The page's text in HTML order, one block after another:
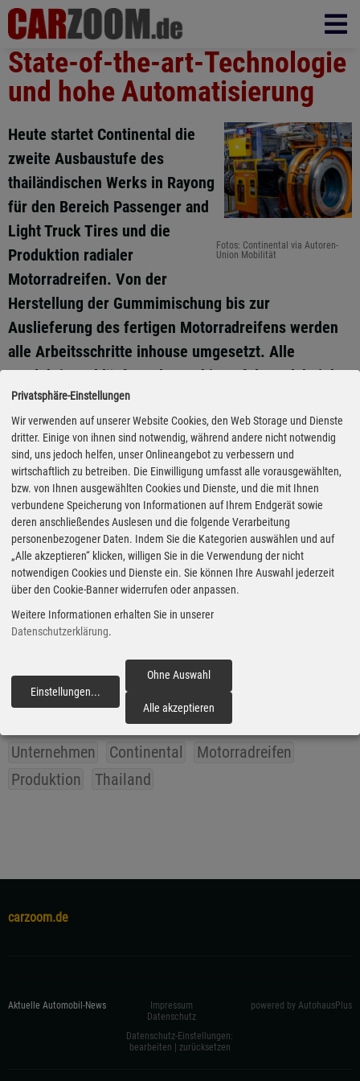
State-of-the-art-Technologie
und hohe Automatisierung
Fotos: Continental via Autoren-
Union Mobilität
Heute startet Continental die
zweite Ausbaustufe des
thailändischen Werks in Rayong
für den Bereich Passenger and
Light Truck Tires und die
Produktion radialer
Motorradreifen. Von der
Herstellung der Gummimischung bis zur
Auslieferung des fertigen Motorradreifens werden
alle Arbeitsschritte inhouse umgesetzt. Alle
Produktionsabläufe und Maschinen folgen dabei den
globalen Continental-Standards für
Qualitätskontrolle und Prozesskompetenz.
Die Produktion in Rayong umfasst sowohl Radial- als
auch Diagonalreifen. Mit diesem Portfolio adressiert
Continental unterschiedliche Fahrertypen und
Einsatzszenarien – wie Anwendungsbereiche und
Anforderungen sportorientierter oder
abenteuerbegeisterter Motorradfahrer. Das Werk ist
Diagonalreifen ausgelegt und bietet Raum für
(aum)
Veröffentlicht am 22.05.2026
Unternehmen Continental
Motorradreifen
Produktion
Thailand
carzoom.de
Aktuelle Automobil-News
Impressum
Datenschutz
Datenschutz-Einstellungen:
bearbeiten | zurücksetzen
powered by AutohausPlus
Privatsphäre-Einstellungen
Wir verwenden auf unserer Website Cookies, den Web Storage und Dienste
dritter. Einige von ihnen sind notwendig, während andere nicht notwendig
sind, uns jedoch helfen, unser Onlineangebot zu verbessern und
wirtschaftlich zu betreiben. Die Einwilligung umfasst alle vorausgewählten,
bzw. von Ihnen ausgewählten Cookies und Dienste, und die mit Ihnen
verbundene Speicherung von Informationen auf Ihrem Endgerät sowie
deren anschließendes Auslesen und die folgende Verarbeitung
personenbezogener Daten. Indem Sie die Kategorien auswählen und auf
„Alle akzeptieren“ klicken, willigen Sie in die Verwendung der nicht
notwendigen Cookies und Dienste ein. Sie können Ihre Auswahl jederzeit
über den Cookie-Banner widerrufen oder anpassen.
Weitere Informationen erhalten Sie in unserer
Datenschutzerklärung.
Einstellungen...
Ohne Auswahl
Alle akzeptieren